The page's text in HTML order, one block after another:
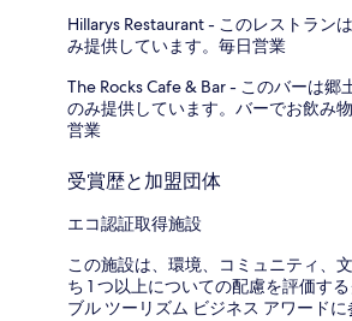
Hillarys Restaurant - このレストラン
み提供しています。毎日営業
The Rocks Cafe & Bar - このバーは郷
のみ提供しています。バーでお飲み
営業
受賞歴と加盟団体
エコ認証取得施設
この施設は、環境、コミュニティ、
ち 1 つ以上についての配慮を評価す
ブル ツーリズム ビジネス アワードに